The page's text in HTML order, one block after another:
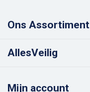
Ons Assortiment
AllesVeilig
Mijn account